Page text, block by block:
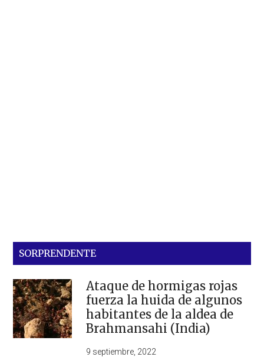
SORPRENDENTE
Ataque de hormigas rojas
fuerza la huida de algunos
habitantes de la aldea de
Brahmansahi (India)
9 septiembre, 2022